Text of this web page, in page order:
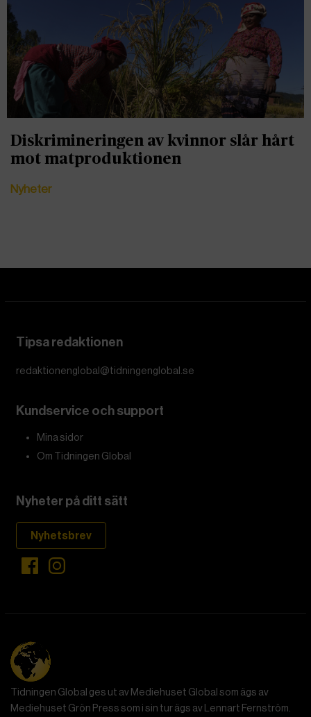
Diskrimineringen av kvinnor slår hårt
mot matproduktionen
Nyheter
Tipsa redaktionen
redaktionenglobal@tidningenglobal.se
Kundservice och support
Mina sidor
Om Tidningen Global
Nyheter på ditt sätt
Nyhetsbrev
Tidningen Global ges ut av Mediehuset Global som ägs av
Mediehuset Grön Press som i sin tur ägs av Lennart Fernström.